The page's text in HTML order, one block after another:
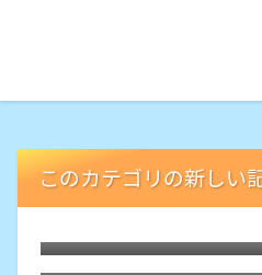
このカテゴリの新しい
LibreELECな古い
橋」という余生
枯れた自作PCに
ール
HDMIオーディオ分離